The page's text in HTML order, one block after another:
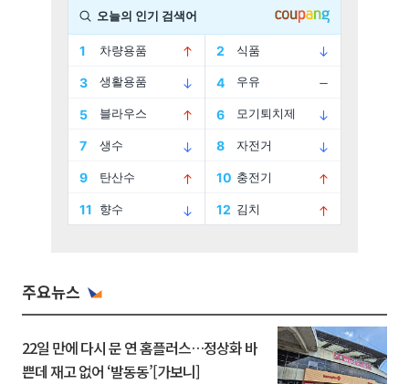
주요뉴스
22일 만에 다시 문 연 홈플러스…정상화 바
쁜데 재고 없어 ‘발동동’[가보니]